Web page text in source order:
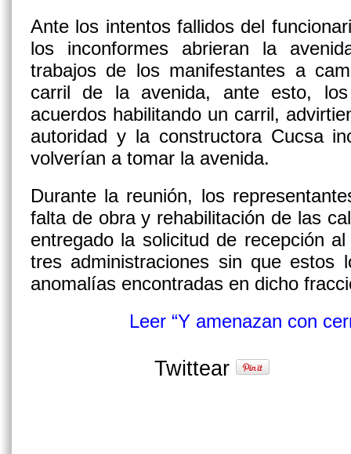
Ante los intentos fallidos del
los inconformes abrieran la
trabajos de los manifestantes a
carril de la avenida, ante esto,
acuerdos habilitando un carril,
autoridad y la constructora Cucsa
volverían a tomar la avenida.
Durante la reunión, los
falta de obra y rehabilitación de las
entregado la solicitud de recepción
tres administraciones sin que estos
anomalías encontradas en dicho
Leer “Y amenazan con
Twittear